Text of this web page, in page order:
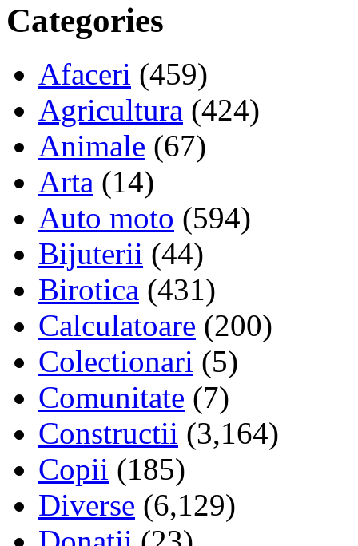
Categories
Afaceri (459)
Agricultura (424)
Animale (67)
Arta (14)
Auto moto (594)
Bijuterii (44)
Birotica (431)
Calculatoare (200)
Colectionari (5)
Comunitate (7)
Constructii (3,164)
Copii (185)
Diverse (6,129)